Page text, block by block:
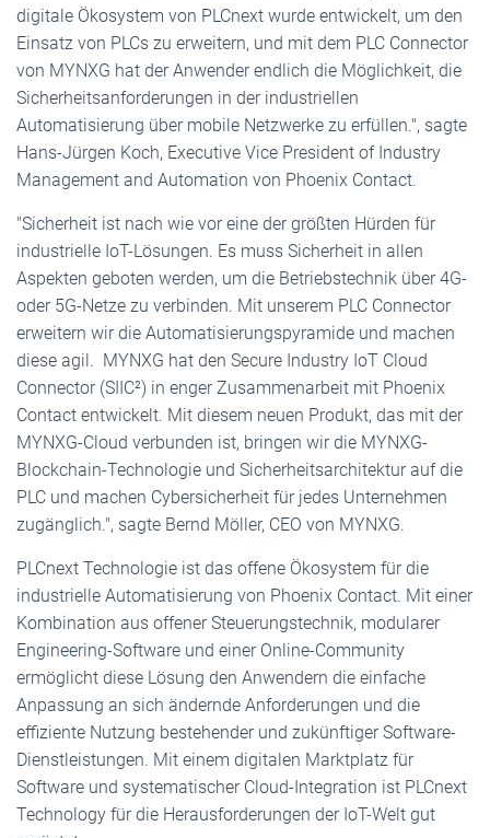
digitale Ökosystem von PLCnext wurde entwickelt, um den
Einsatz von PLCs zu erweitern, und mit dem PLC Connector
von MYNXG hat der Anwender endlich die Möglichkeit, die
Sicherheitsanforderungen in der industriellen
Automatisierung über mobile Netzwerke zu erfüllen.", sagte
Hans-Jürgen Koch, Executive Vice President of Industry
Management and Automation von Phoenix Contact.
"Sicherheit ist nach wie vor eine der größten Hürden für
industrielle IoT-Lösungen. Es muss Sicherheit in allen
Aspekten geboten werden, um die Betriebstechnik über 4G-
oder 5G-Netze zu verbinden. Mit unserem PLC Connector
erweitern wir die Automatisierungspyramide und machen
diese agil. MYNXG hat den Secure Industry IoT Cloud
Connector (SIIC²) in enger Zusammenarbeit mit Phoenix
Contact entwickelt. Mit diesem neuen Produkt, das mit der
MYNXG-Cloud verbunden ist, bringen wir die MYNXG-
Blockchain-Technologie und Sicherheitsarchitektur auf die
PLC und machen Cybersicherheit für jedes Unternehmen
zugänglich.", sagte Bernd Möller, CEO von MYNXG.
PLCnext Technologie ist das offene Ökosystem für die
industrielle Automatisierung von Phoenix Contact. Mit einer
Kombination aus offener Steuerungstechnik, modularer
Engineering-Software und einer Online-Community
ermöglicht diese Lösung den Anwendern die einfache
Anpassung an sich ändernde Anforderungen und die
effiziente Nutzung bestehender und zukünftiger Software-
Dienstleistungen. Mit einem digitalen Marktplatz für
Software und systematischer Cloud-Integration ist PLCnext
Technology für die Herausforderungen der IoT-Welt gut